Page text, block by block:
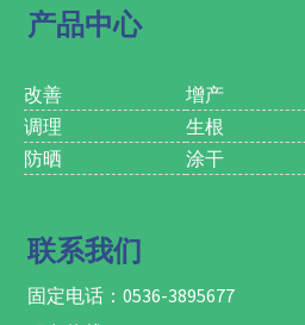
的
菜
产品中心
改善
调理
防晒
增产
生根
涂干
联系我们
固定电话：0536-3895677